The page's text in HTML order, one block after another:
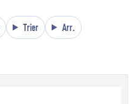
Trier Arr.